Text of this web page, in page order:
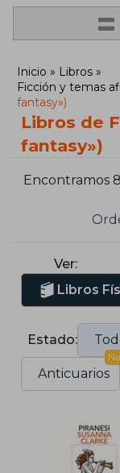
=
Inicio
Libros
Ficción y temas
fantasy»)
Libros de
fantasy»)
Encontramos
Ver:
Libros
Estado:
Anticuarios